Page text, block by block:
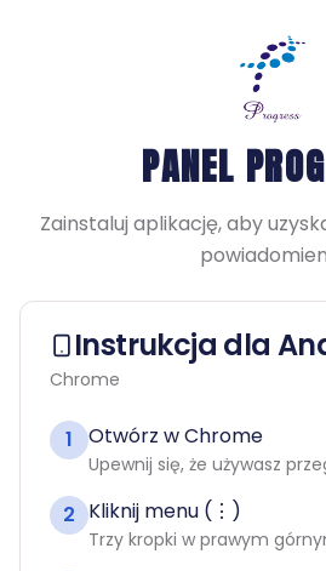
PANEL
Zainstaluj aplikację, aby
Instrukcja dla
Chrome
1 Otwórz w Chrome
Upewnij się, że używasz
2 Kliknij menu (⋮)
Trzy kropki w prawym